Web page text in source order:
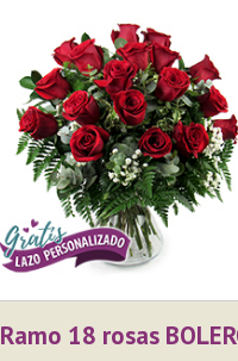
Ramo 18 rosas